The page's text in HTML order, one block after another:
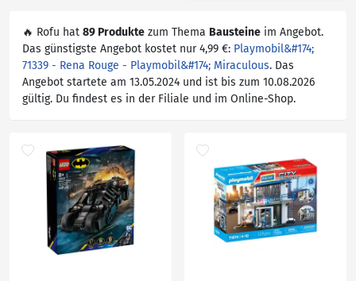
🔥 Rofu hat 89 Produkte zum Thema Bausteine im Angebot.
Das günstigste Angebot kostet nur 4,99 €: Playmobil&#174;
71339 - Rena Rouge - Playmobil&#174; Miraculous. Das
Angebot startete am 13.05.2024 und ist bis zum 10.08.2026
gültig. Du findest es in der Filiale und im Online-Shop.